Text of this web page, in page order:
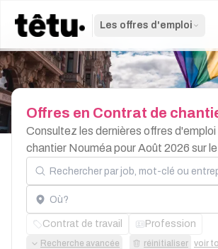
Les offres d'emploi
Offres en Contrat de
Consultez les dernières offres
chantier Nouméa pour Août 2026 sur
Rechercher par job, mot-clé ou entreprise
Localisation
Contrat de travail Profession
Recherche avancée réinitialiser voir